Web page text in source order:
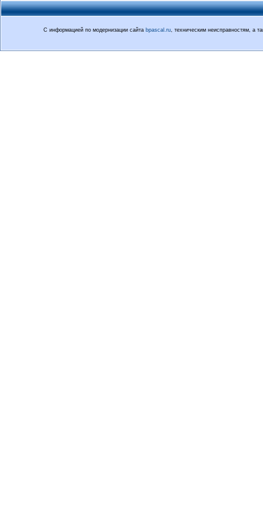
С информацией по модернизации сайта bpascal.ru, техническим неисправностям, а